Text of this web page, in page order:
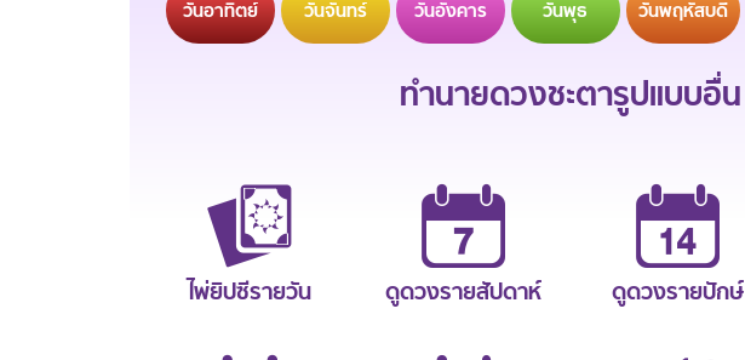
วันอาทิตย์ วันจันทร์ วันอังคาร วันพุธ วันพฤหัสบดี
ทำนายดวงชะตารูปแบบอื่น
ไพ่ยิปซีรายวัน ดูดวงรายสัปดาห์ ดูดวงรายปักษ์